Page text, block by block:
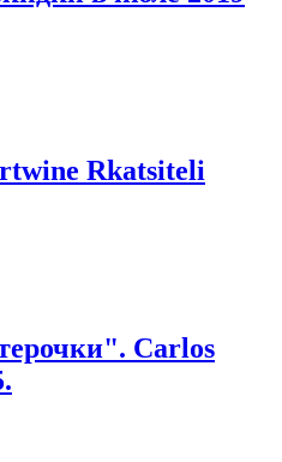
Rkatsiteli
Carlos